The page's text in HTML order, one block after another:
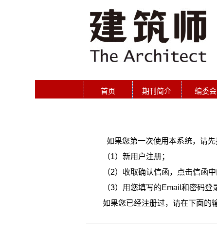
首页 期刊简介 编委会
如果您第一次使用本系统，请
（1）新用户注册；
（2）收取确认信函，点击信函
（3）用您填写的Email和密码登
如果您已经注册过，请在下面的